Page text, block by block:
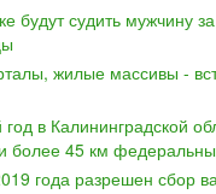
будут судить мужчину
жилые массивы -
в Калининградской
более 45 км
года разрешен сбор